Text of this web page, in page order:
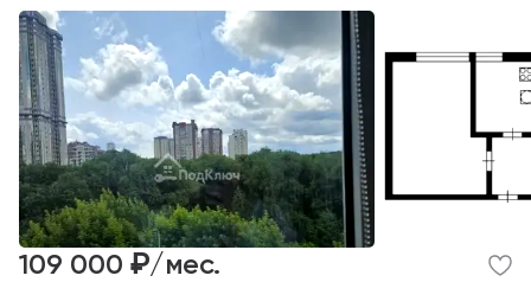
109 000 ₽/мес.